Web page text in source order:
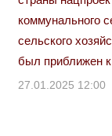
коммунального
сельского
был приближен
27.01.2025 12:00